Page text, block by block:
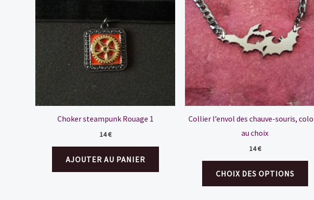
Choker steampunk Rouage 1
14€
AJOUTER AU PANIER
Collier l’envol des chauve-souris,
au choix
14€
CHOIX DES OPTIONS
Ce